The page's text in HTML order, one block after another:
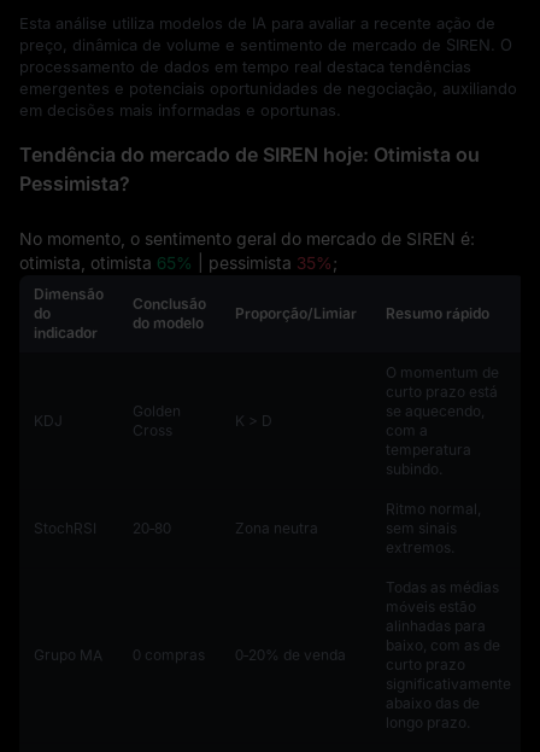
Esta análise utiliza modelos de IA para avaliar a recente ação de
preço, dinâmica de volume e sentimento de mercado de SIREN. O
processamento de dados em tempo real destaca tendências
emergentes e potenciais oportunidades de negociação, auxiliando
em decisões mais informadas e oportunas.
Tendência do mercado de SIREN hoje: Otimista ou
Pessimista?
No momento, o sentimento geral do mercado de SIREN é:
otimista, otimista 65% | pessimista 35%;
Dimensão
do
indicador
Conclusão
do modelo
Proporção/Limiar Resumo rápido
KDJ
Golden
Cross
K > D
O momentum de
curto prazo está
se aquecendo,
com a
temperatura
subindo.
StochRSI 20‑80 Zona neutra
Ritmo normal,
sem sinais
extremos.
Grupo MA 0 compras 0‑20% de venda
Todas as médias
móveis estão
alinhadas para
baixo, com as de
curto prazo
significativamente
abaixo das de
longo prazo.